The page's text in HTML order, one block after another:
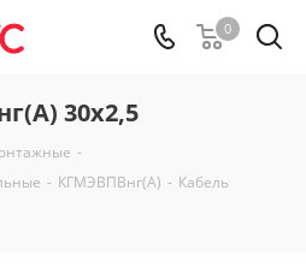
0
30х2,5
-
- КГМЭВПВнг(А) - Кабель